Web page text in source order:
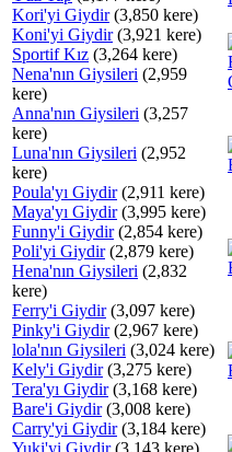
Kori'yi Giydir(3,850 kere)
Koni'yi Giydir(3,921 kere)
Sportif Kız (3,264 kere)
Nena'nın Giysileri (2,959
kere)
Anna'nın Giysileri (3,257
kere)
Luna'nın Giysileri (2,952
kere)
Poula'yı Giydir(2,911 kere)
Maya'yı Giydir(3,995 kere)
Funny'i Giydir(2,854 kere)
Poli'yi Giydir(2,879 kere)
Hena'nın Giysileri (2,832
kere)
Ferry'i Giydir(3,097 kere)
Pinky'i Giydir(2,967 kere)
lola'nın Giysileri (3,024 kere)
Kely'i Giydir(3,275 kere)
Tera'yı Giydir(3,168 kere)
Bare'i Giydir(3,008 kere)
Carry'yi Giydir(3,184 kere)
Yuki'yi Giydir(3,143 kere)